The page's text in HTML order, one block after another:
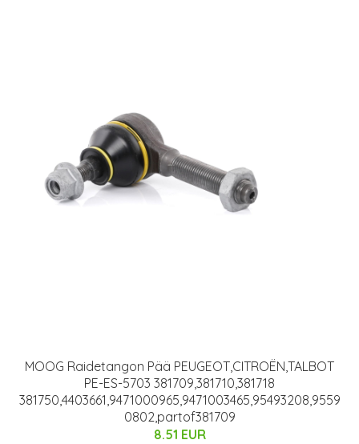
MOOG Raidetangon Pää PEUGEOT,CITROËN,TALBOT
PE-ES-5703 381709,381710,381718
381750,4403661,9471000965,9471003465,95493208,9559
0802,partof381709
8.51 EUR